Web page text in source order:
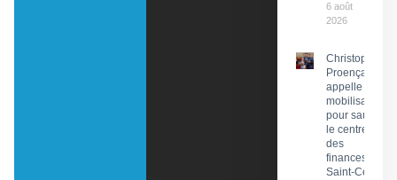
6 août
2026
Christophe
Proença
appelle à la
mobilisation
pour sauver
le centre
des
finances de
Saint-Céré